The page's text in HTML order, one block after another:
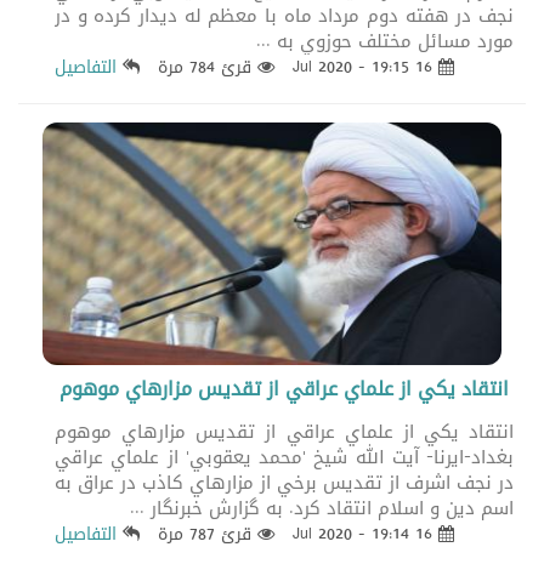
نجف در هفته دوم مرداد ماه با معظم له ديدار كرده و در
مورد مسائل مختلف حوزوي به ...
قرئ 784 مرة التفاصيل
انتقاد يكي از علماي عراقي از تقديس مزارهاي موهوم
انتقاد يكي از علماي عراقي از تقديس مزارهاي موهوم
بغداد-ايرنا- آيت الله شيخ 'محمد يعقوبي' از علماي عراقي
در نجف اشرف از تقديس برخي از مزارهاي كاذب در عراق به
اسم دين و اسلام انتقاد كرد. به گزارش خبرنگار ...
قرئ 787 مرة التفاصيل